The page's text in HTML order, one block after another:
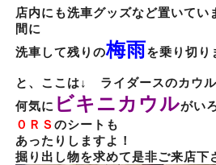
店内にも洗車グッズなど置いてい
間に
洗車して残りの梅雨を乗り切り
と、ここは↓ ライダースのカウル
何気に ビキニカウルがい
０ＲＳ のシートも
あったりしますよ！
掘り出し物を求めて是非ご来店下